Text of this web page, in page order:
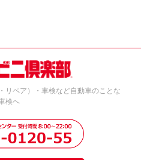
リペア）・車検など自動車のことな
検へ